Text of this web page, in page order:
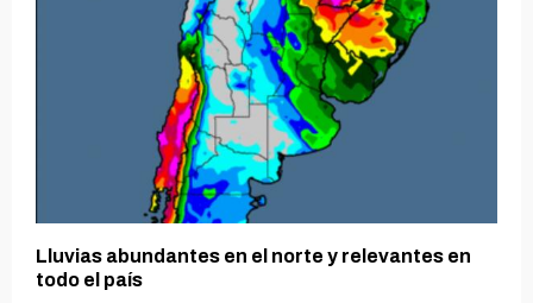
Lluvias abundantes en el norte y relevantes en
todo el país